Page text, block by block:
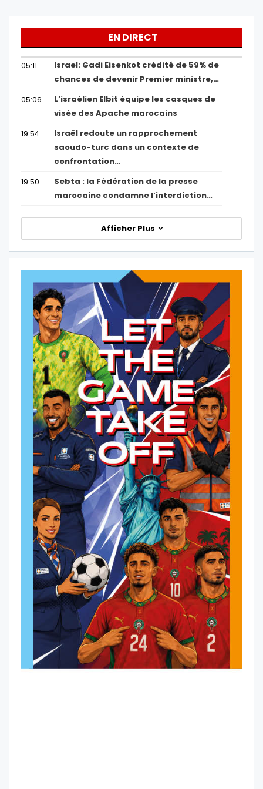
EN DIRECT
05:11
Israel: Gadi Eisenkot crédité de 59% de
chances de devenir Premier ministre,…
05:06
L’israélien Elbit équipe les casques de
visée des Apache marocains
19:54
Israël redoute un rapprochement
saoudo-turc dans un contexte de
confrontation…
19:50
Sebta : la Fédération de la presse
marocaine condamne l’interdiction…
Afficher Plus